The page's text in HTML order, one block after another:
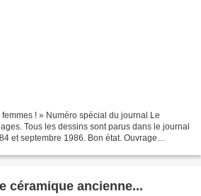
! » Numéro spécial du journal Le
Tous les dessins sont parus dans le journal
et septembre 1986. Bon état. Ouvrage
céramique ancienne...